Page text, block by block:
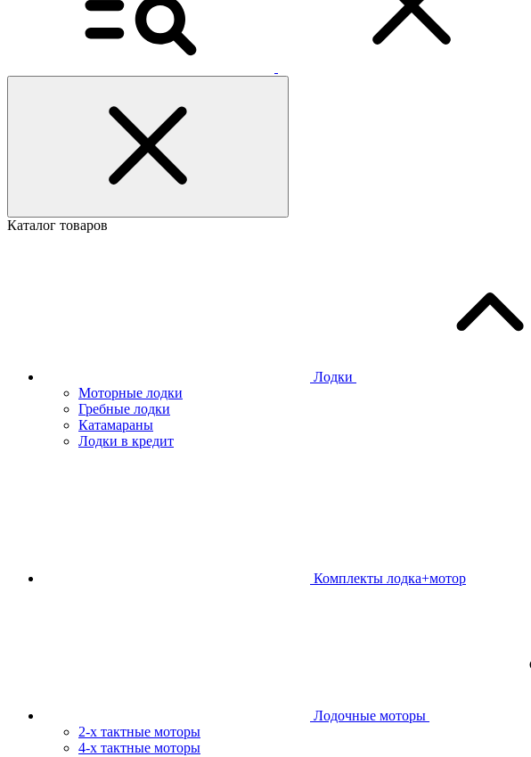
Каталог товаров
Лодки
Моторные лодки
Гребные лодки
Катамараны
Лодки в кредит
Комплекты лодка+мотор
Лодочные моторы
2-х тактные моторы
4-х тактные моторы